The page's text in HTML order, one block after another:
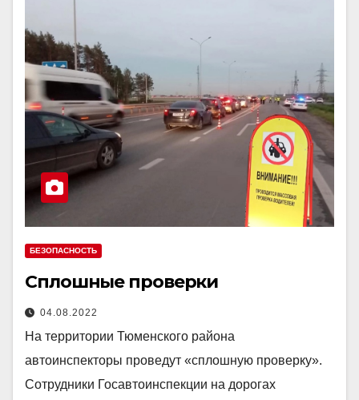
БЕЗОПАСНОСТЬ
Сплошные проверки
04.08.2022
На территории Тюменского района
автоинспекторы проведут «сплошную проверку».
Сотрудники Госавтоинспекции на дорогах